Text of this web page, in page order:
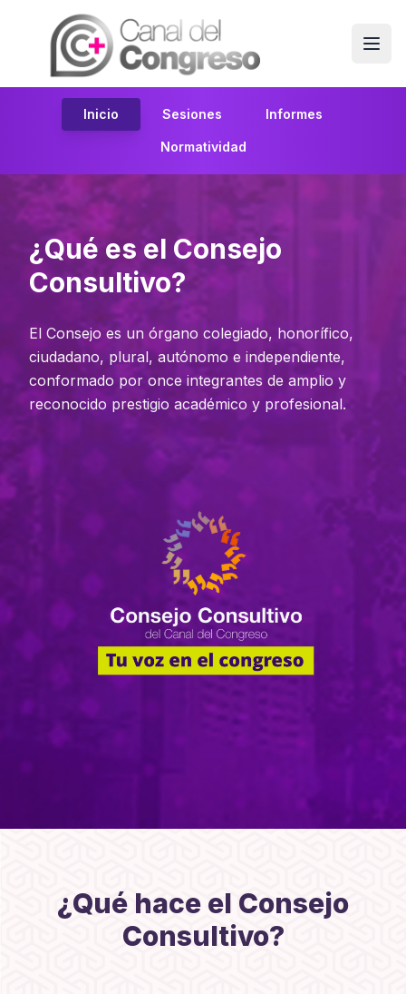
Inicio Sesiones Informes
Normatividad
¿Qué es el Consejo
Consultivo?
El Consejo es un órgano colegiado, honorífico,
ciudadano, plural, autónomo e independiente,
conformado por once integrantes de amplio y
reconocido prestigio académico y profesional.
¿Qué hace el Consejo
Consultivo?